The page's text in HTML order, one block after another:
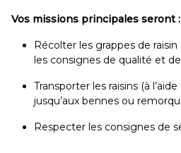
Vos missions principales seront :
Récolter les grappes de
les consignes de qualité et
Transporter les raisins (à
jusqu’aux bennes ou
Respecter les consignes de